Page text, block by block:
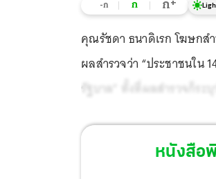
-ก ก ก+
คุณรัชดา ธนาดิเรก โฆษกส
ผลสำรวจว่า “ประชาชนใน
รัฐบาล” ทั้งที่ผลสำรวจก็ระ
ว่า นายกฯได้กำชับให้ทุกหน่
หนังสือ